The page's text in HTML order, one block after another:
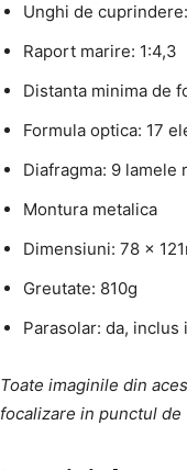
Unghi de
Raport marire: 1:4,3
Distanta minima de
Formula optica: 17
Diafragma: 9 lamele
Montura metalica
Dimensiuni: 78 x
Greutate: 810g
Parasolar: da, inclus
Toate imaginile din
focalizare in punctul